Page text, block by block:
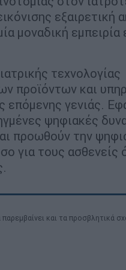
εξαιρετική
μοναδική εμπειρία
τεχνολογίας
προϊόντων και
επόμενης γενιάς.
ψηφιακές
προωθούν την
για τους ασθενείς
και τα προσβλητικά